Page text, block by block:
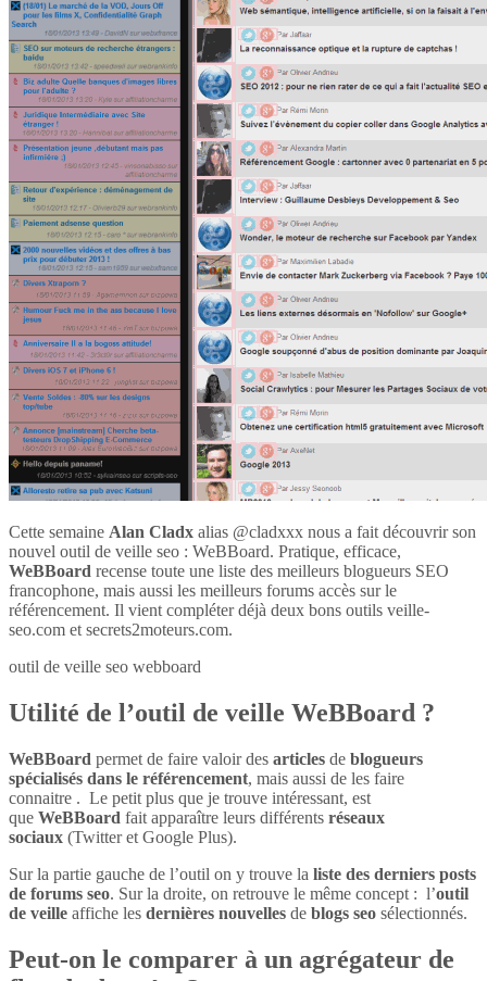
Cette semaine Alan Cladx alias @cladxxx nous a fait découvrir son
nouvel outil de veille seo : WeBBoard. Pratique, efficace,
WeBBoard recense toute une liste des meilleurs blogueurs SEO
francophone, mais aussi les meilleurs forums accès sur le
référencement. Il vient compléter déjà deux bons outils veille-
seo.com et secrets2moteurs.com.
outil de veille seo webboard
Utilité de l’outil de veille WeBBoard ?
WeBBoard permet de faire valoir des articles de blogueurs
spécialisés dans le référencement, mais aussi de les faire
connaitre . Le petit plus que je trouve intéressant, est
que WeBBoard fait apparaître leurs différents réseaux
sociaux (Twitter et Google Plus).
Sur la partie gauche de l’outil on y trouve la liste des derniers posts
de forums seo. Sur la droite, on retrouve le même concept : l’outil
de veille affiche les dernières nouvelles de blogs seo sélectionnés.
Peut-on le comparer à un agrégateur de